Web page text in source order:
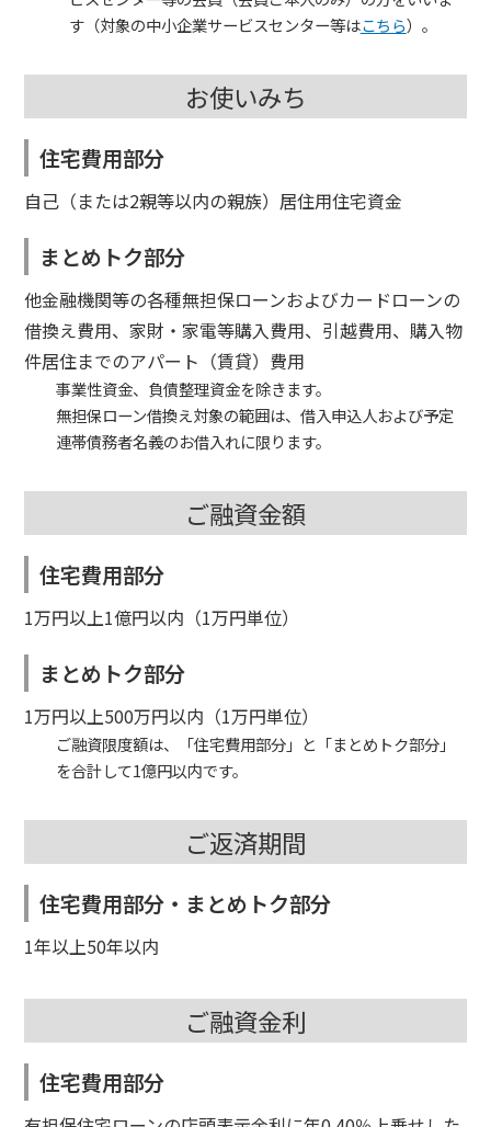
す（対象の中小企業サービスセンター等はこちら）。
お使いみち
住宅費用部分
自己（または2親等以内の親族）居住用住宅資金
まとめトク部分
他金融機関等の各種無担保ローンおよびカードローンの
借換え費用、家財・家電等購入費用、引越費用、購入物
件居住までのアパート（賃貸）費用
事業性資金、負債整理資金を除きます。
無担保ローン借換え対象の範囲は、借入申込人および予定
連帯債務者名義のお借入れに限ります。
ご融資金額
住宅費用部分
1万円以上1億円以内（1万円単位）
まとめトク部分
1万円以上500万円以内（1万円単位）
ご融資限度額は、「住宅費用部分」と「まとめトク部分」
を合計して1億円以内です。
ご返済期間
住宅費用部分・まとめトク部分
1年以上50年以内
ご融資金利
住宅費用部分